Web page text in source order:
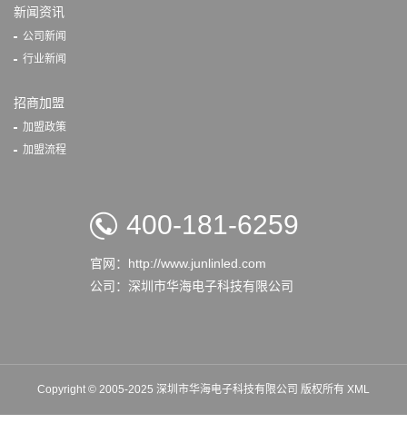
新闻资讯
公司新闻
行业新闻
招商加盟
加盟政策
加盟流程
400-181-6259
官网：http://www.junlinled.com
公司：深圳市华海电子科技有限公司
Copyright © 2005-2025 深圳市华海电子科技有限公司 版权所有 XML